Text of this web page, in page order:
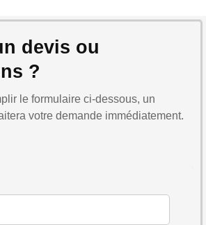
devis ou
?
le formulaire ci-dessous, un
votre demande immédiatement.